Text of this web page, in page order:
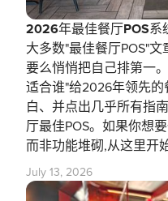
2026年最佳餐厅POS系
大多数"最佳餐厅POS"
要么悄悄把自己排第一
适合谁"给2026年领先的
白、并点出几乎所有指
厅最佳POS。如果你想
而非功能堆砌,从这里开始
July 13, 2026